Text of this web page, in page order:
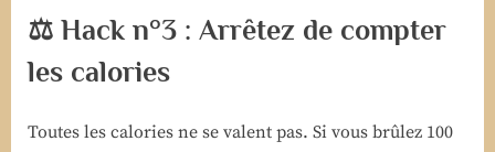
⚖️ Hack n°3 : Arrêtez de compter
les calories
Toutes les calories ne se valent pas. Si vous brûlez 100